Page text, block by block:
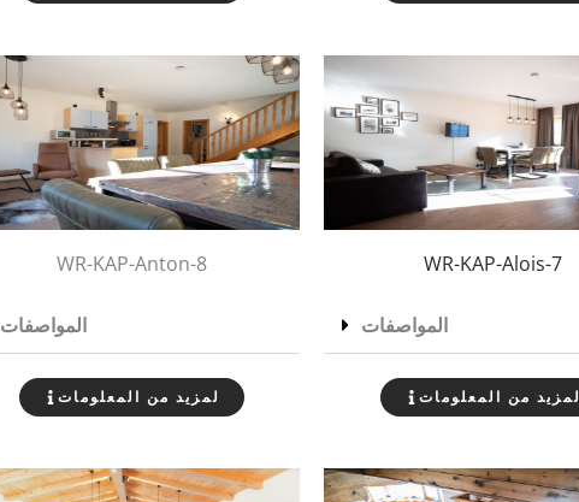
WR-KAP-Anton-8
المواصفات
لمزيد من المعلومات
WR-KAP-Alois-7
المواصفات
لمزيد من المعلومات